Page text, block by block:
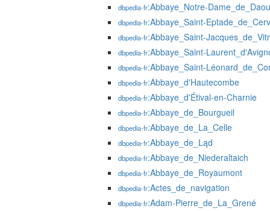
dbpedia-fr:Abbaye_Notre-
dbpedia-fr:Abbaye_Saint-
dbpedia-fr:Abbaye_Saint-
dbpedia-fr:Abbaye_Saint-
dbpedia-fr:Abbaye_Saint-
dbpedia-fr:Abbaye_d'Hautecombe
dbpedia-fr:Abbaye_d'Étival-en-Charnie
dbpedia-fr:Abbaye_de_Bourgueil
dbpedia-fr:Abbaye_de_La_Celle
dbpedia-fr:Abbaye_de_Ląd
dbpedia-fr:Abbaye_de_Niederaltaich
dbpedia-fr:Abbaye_de_Royaumont
dbpedia-fr:Actes_de_navigation
dbpedia-fr:Adam-Pierre_de_La_Grené